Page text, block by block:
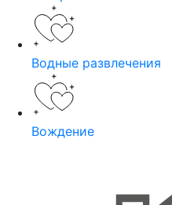
Водные развлечения
Вождение